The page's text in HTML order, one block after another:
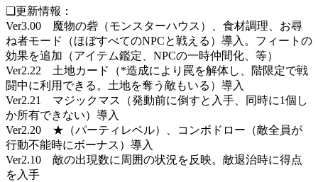
❑更新情報：
Ver3.00 魔物の砦（モンスターハウス）、食材調理、お尋
ね者モード（ほぼすべてのNPCと戦える）導入。フィートの
効果を追加（アイテム鑑定、NPCの一時仲間化、等）
Ver2.22 土地カード（*造成により罠を解体し、階限定で戦
闘中に利用できる。土地を奪う敵もいる）導入
Ver2.21 マジックマス（発動前に倒すと入手、同時に1個し
か所有できない）導入
Ver2.20 ★（パーティレベル）、コンボドロー（敵全員が
行動不能時にボーナス）導入
Ver2.10 敵の出現数に周囲の状況を反映。敵退治時に得点
を入手